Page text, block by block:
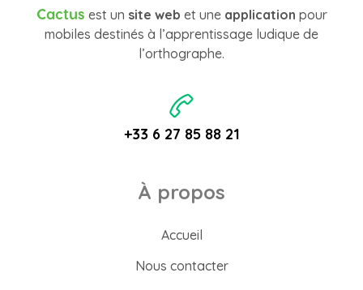
Cactus est un site web et une application pour
mobiles destinés à l’apprentissage ludique de
l’orthographe.
+33 6 27 85 88 21
À propos
Accueil
Nous contacter